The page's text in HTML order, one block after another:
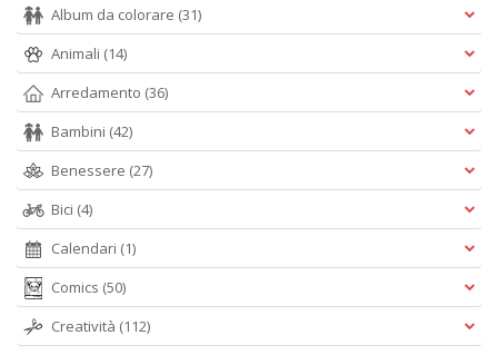
Album da colorare (31)
Animali (14)
Arredamento (36)
Bambini (42)
Benessere (27)
Bici (4)
Calendari (1)
Comics (50)
Creatività (112)